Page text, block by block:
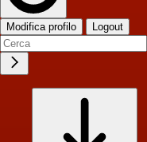
Modifica profilo Logout